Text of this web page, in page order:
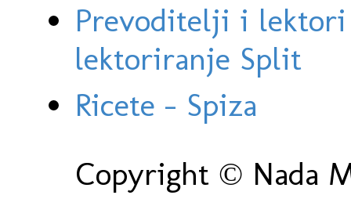
Prevoditelji i
lektoriranje Split
Ricete - Spiza
Copyright © Nada